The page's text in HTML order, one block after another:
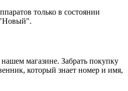
только в состоянии
магазине. Забрать покупку
который знает номер и имя,